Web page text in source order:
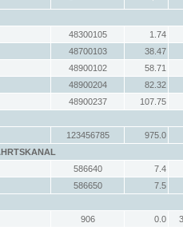
48300105
1.74
48700103
38.47
48900102
58.71
48900204
82.32
48900237
107.75
123456785
975.0
586640
7.4
586650
7.5
906 0.0